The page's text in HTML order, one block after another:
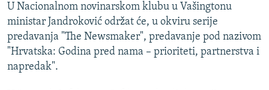
POST SCRIPTUM
MOJA EVROPA
TRI DECENIJE OD RATA U BIH
U Nacionalnom novinarskom klubu u Vašingtonu
ministar Jandroković održat će, u okviru serije
predavanja "The Newsmaker", predavanje pod nazivom
"Hrvatska: Godina pred nama – prioriteti, partnerstva i
napredak".